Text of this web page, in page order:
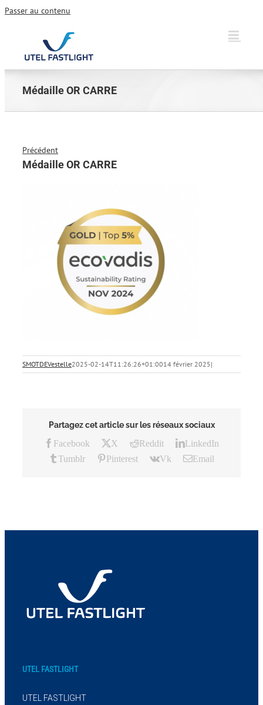
Passer au contenu
Médaille OR CARRE
Précédent
Médaille OR CARRE
SMOTDEVestelle2025-02-14T11:26:26+01:0014 février 2025|
Partagez cet article sur les réseaux sociaux
Facebook
X Reddit
LinkedIn
Tumblr
Pinterest Vk Email
UTEL FASTLIGHT
UTEL FASTLIGHT